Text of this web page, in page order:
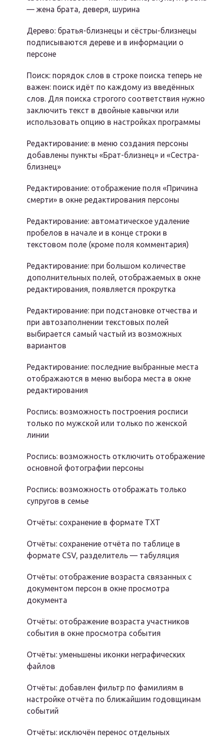
— жена брата, деверя, шурина
Дерево: братья-близнецы и сёстры-близнецы
подписываются дереве и в информации о
персоне
Поиск: порядок слов в строке поиска теперь не
важен: поиск идёт по каждому из введённых
слов. Для поиска строгого соответствия нужно
заключить текст в двойные кавычки или
использовать опцию в настройках программы
Редактирование: в меню создания персоны
добавлены пункты «Брат-близнец» и «Сестра-
близнец»
Редактирование: отображение поля «Причина
смерти» в окне редактирования персоны
Редактирование: автоматическое удаление
пробелов в начале и в конце строки в
текстовом поле (кроме поля комментария)
Редактирование: при большом количестве
дополнительных полей, отображаемых в окне
редактирования, появляется прокрутка
Редактирование: при подстановке отчества и
при автозаполнении текстовых полей
выбирается самый частый из возможных
вариантов
Редактирование: последние выбранные места
отображаются в меню выбора места в окне
редактирования
Роспись: возможность построения росписи
только по мужской или только по женской
линии
Роспись: возможность отключить отображение
основной фотографии персоны
Роспись: возможность отображать только
супругов в семье
Отчёты: сохранение в формате TXT
Отчёты: сохранение отчёта по таблице в
формате CSV, разделитель — табуляция
Отчёты: отображение возраста связанных с
документом персон в окне просмотра
документа
Отчёты: отображение возраста участников
события в окне просмотра события
Отчёты: уменьшены иконки неграфических
файлов
Отчёты: добавлен фильтр по фамилиям в
настройке отчёта по ближайшим годовщинам
событий
Отчёты: исключён перенос отдельных